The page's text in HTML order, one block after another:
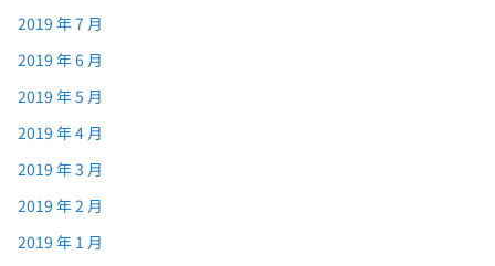
2019 年 7 月
2019 年 6 月
2019 年 5 月
2019 年 4 月
2019 年 3 月
2019 年 2 月
2019 年 1 月